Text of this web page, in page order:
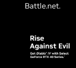
Battle.net.